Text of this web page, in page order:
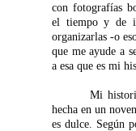
con fotografías
el tiempo y de
organizarlas -o
que me ayude a
a esa que es mi
Mi
hecha en un
es dulce. Según